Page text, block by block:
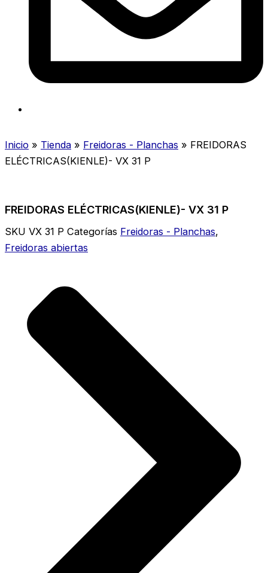
Inicio » Tienda » Freidoras - Planchas » FREIDORAS
ELÉCTRICAS(KIENLE)- VX 31 P
FREIDORAS ELÉCTRICAS(KIENLE)- VX 31 P
SKU VX 31 P Categorías Freidoras - Planchas,
Freidoras abiertas